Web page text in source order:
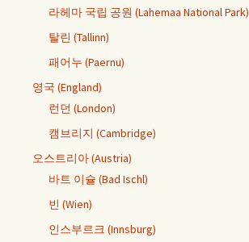
라헤마 국립 공원 (Lahemaa National Park)
탈린 (Tallinn)
패어누 (Paernu)
영국 (England)
런던 (London)
캠브리지 (Cambridge)
오스트리아 (Austria)
바트 이슐 (Bad Ischl)
빈 (Wien)
인스부르크 (Innsburg)